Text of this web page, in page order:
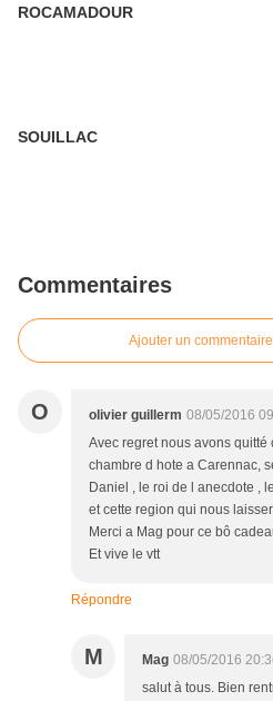
ROCAMADOUR
SOUILLAC
Commentaires
Ajouter un commentaire
O olivier guillerm 08/05/2016
Avec regret nous avons
chambre d hote a Carennac,
Daniel , le roi de l anecdote ,
et cette region qui nous
Merci a Mag pour ce bô
Et vive le vtt
Répondre
M Mag 08/05/2016
salut à tous. Bien